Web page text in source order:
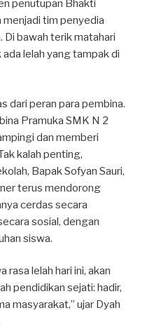
penutupan Bhakti
tim penyedia
bawah terik matahari
lelah yang tampak di
dari peran para pembina.
Pramuka SMK N 2
dan memberi
kalah penting,
Bapak Sofyan Sauri,
terus mendorong
cerdas secara
sosial, dengan
siswa.
rasa lelah hari ini, akan
pendidikan sejati: hadir,
masyarakat,” ujar Dyah